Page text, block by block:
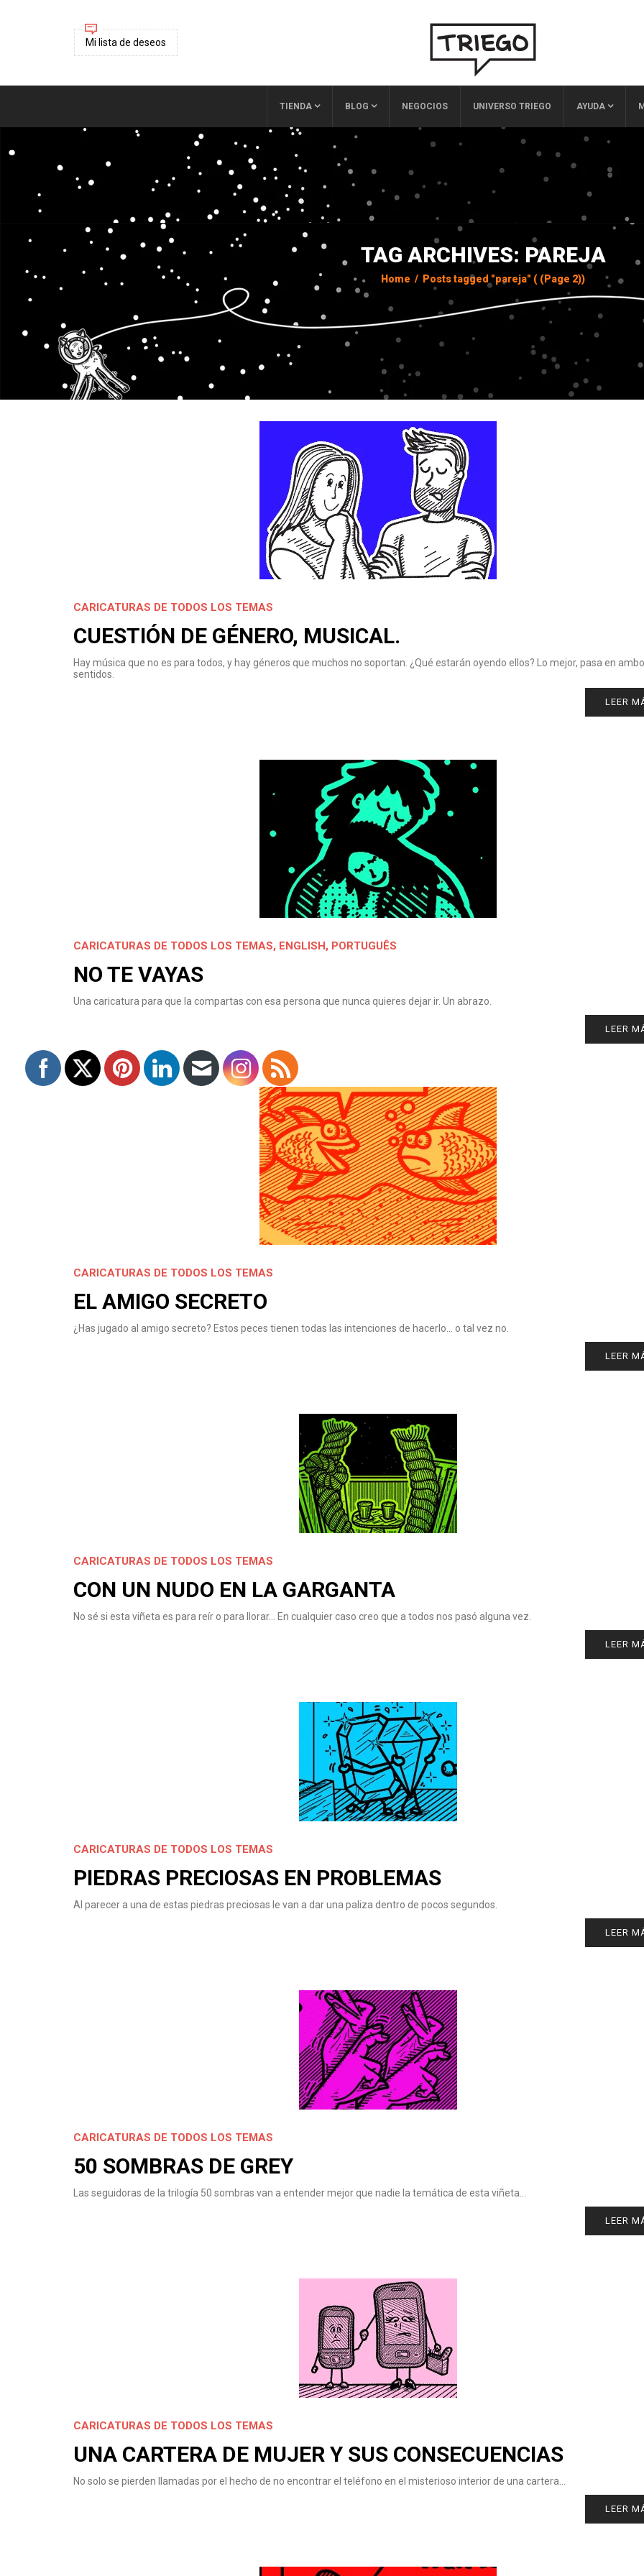
Mi lista de deseos
TIENDA BLOG NEGOCIOS UNIVERSO TRIEGO AYUDA
TAG ARCHIVES: PAREJA
Home / Posts tagged "pareja" ( (Page 2))
CARICATURAS DE TODOS LOS TEMAS
CUESTIÓN DE GÉNERO, MUSICAL.
Hay música que no es para todos, y hay géneros que muchos no soportan. ¿Qué estarán oyendo ellos? Lo mejor, pasa en
sentidos.
LEER
CARICATURAS DE TODOS LOS TEMAS, ENGLISH, PORTUGUÊS
NO TE VAYAS
Una caricatura para que la compartas con esa persona que nunca quieres dejar ir. Un abrazo.
LEER
CARICATURAS DE TODOS LOS TEMAS
EL AMIGO SECRETO
¿Has jugado al amigo secreto? Estos peces tienen todas las intenciones de hacerlo… o tal vez no.
LEER
CARICATURAS DE TODOS LOS TEMAS
CON UN NUDO EN LA GARGANTA
No sé si esta viñeta es para reír o para llorar… En cualquier caso creo que a todos nos pasó alguna vez.
LEER
CARICATURAS DE TODOS LOS TEMAS
PIEDRAS PRECIOSAS EN PROBLEMAS
Al parecer a una de estas piedras preciosas le van a dar una paliza dentro de pocos segundos.
LEER
CARICATURAS DE TODOS LOS TEMAS
50 SOMBRAS DE GREY
Las seguidoras de la trilogía 50 sombras van a entender mejor que nadie la temática de esta viñeta…
LEER
CARICATURAS DE TODOS LOS TEMAS
UNA CARTERA DE MUJER Y SUS CONSECUENCIAS
No solo se pierden llamadas por el hecho de no encontrar el teléfono en el misterioso interior de una cartera…
LEER